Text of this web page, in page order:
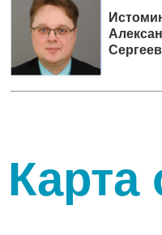
Карта